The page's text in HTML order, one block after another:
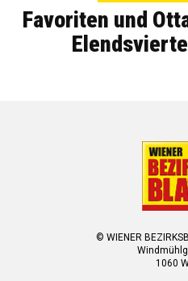
Favoriten und
© WIENER
1060